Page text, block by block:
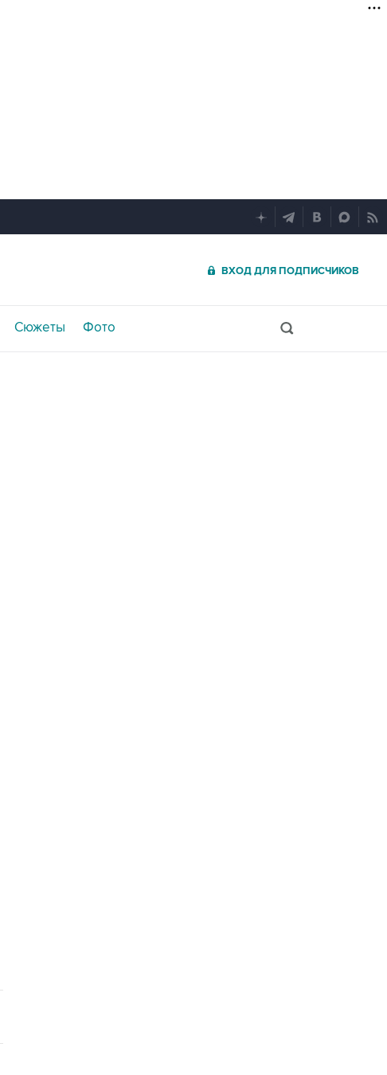
ВХОД ДЛЯ ПОДПИСЧИКОВ
Сюжеты Фото